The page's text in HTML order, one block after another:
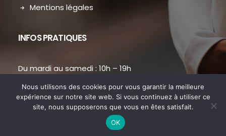
Mentions légales
INFOS PRATIQUES
Du mardi au samedi : 10h – 19h
Téléphone : 04 67 31 38 73
Nous utilisons des cookies pour vous garantir la meilleure
expérience sur notre site web. Si vous continuez à utiliser ce
site, nous supposerons que vous en êtes satisfait.
OK